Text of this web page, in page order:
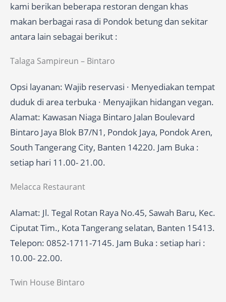
kami berikan beberapa restoran dengan khas
makan berbagai rasa di Pondok betung dan sekitar
antara lain sebagai berikut :
Talaga Sampireun – Bintaro
Opsi layanan: Wajib reservasi · Menyediakan tempat
duduk di area terbuka · Menyajikan hidangan vegan.
Alamat: Kawasan Niaga Bintaro Jalan Boulevard
Bintaro Jaya Blok B7/N1, Pondok Jaya, Pondok Aren,
South Tangerang City, Banten 14220. Jam Buka :
setiap hari 11.00- 21.00.
Melacca Restaurant
Alamat: Jl. Tegal Rotan Raya No.45, Sawah Baru, Kec.
Ciputat Tim., Kota Tangerang selatan, Banten 15413.
Telepon: 0852-1711-7145. Jam Buka : setiap hari :
10.00- 22.00.
Twin House Bintaro